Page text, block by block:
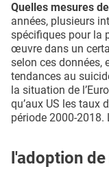
Quelles mesures
années, plusieurs
spécifiques pour la
œuvre dans un
selon ces données,
tendances au
la situation de
qu’aux US les taux
période 2000-2018.
l'adoption